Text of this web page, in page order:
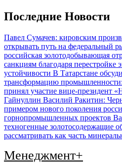
Перейти
к
Последние Новости
Павел Сумачев: кировским
открывать путь на федеральный
российская золотодобывающая
санкциям благодаря перестройке
устойчивости В Татарстане
трансформацию
принял участие вице-президент
Гайнуллин Василий Ракитин:
примером нового поколения
горнопромышленных проектов
техногенные золотосодержащие
рассматривать как часть
Менеджмент+